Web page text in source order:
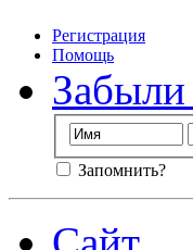
Регистрация
Помощь
Забыли
Запомнить?